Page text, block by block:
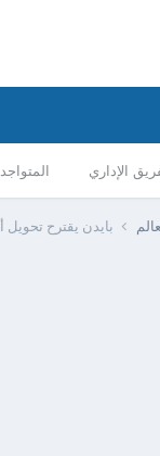
الإداري
بايدن يقترح تحويل